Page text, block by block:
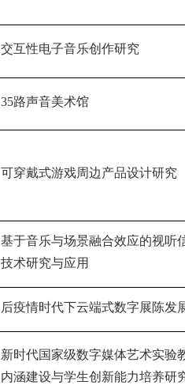
交互性电子音乐创作研究
35路声音美术馆
可穿戴式游戏周边产品设计研究
基于音乐与场景融合效应的视听
技术研究与应用
后疫情时代下云端式数字展陈发
新时代国家级数字媒体艺术实验
内涵建设与学生创新能力培养研